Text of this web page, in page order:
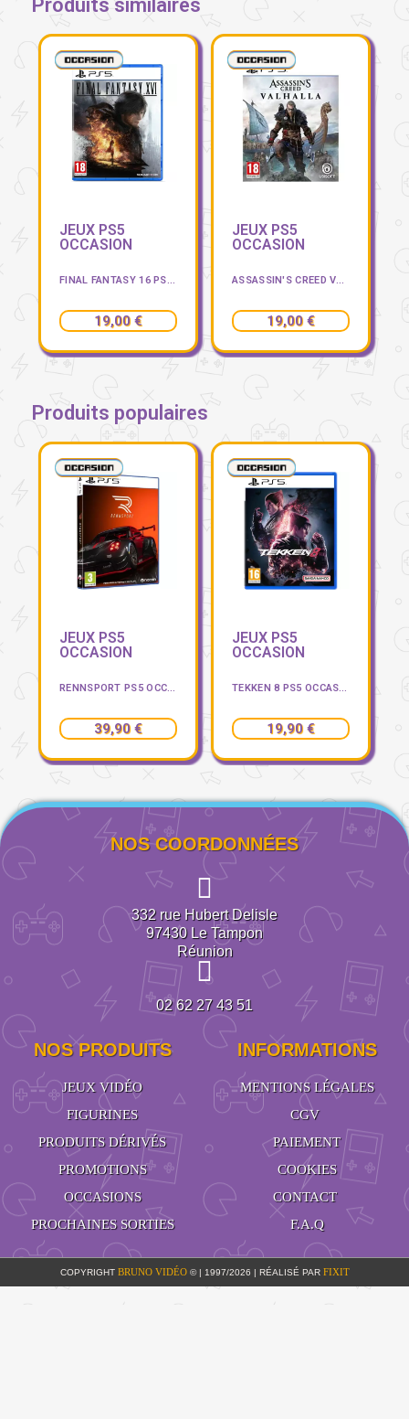
Produits similaires
JEUX PS5
OCCASION
FINAL FANTASY 16 PS5 OCCASION
19,00 €
JEUX PS5
OCCASION
ASSASSIN'S CREED VALHALLA PS5 OCCASION
19,00 €
Produits populaires
JEUX PS5
OCCASION
RENNSPORT PS5 OCCASION
39,90 €
JEUX PS5
OCCASION
TEKKEN 8 PS5 OCCASION
19,90 €
NOS COORDONNÉES
332 rue Hubert Delisle
97430 Le Tampon
Réunion
02 62 27 43 51
NOS PRODUITS
JEUX VIDÉO
FIGURINES
PRODUITS DÉRIVÉS
PROMOTIONS
OCCASIONS
PROCHAINES SORTIES
INFORMATIONS
MENTIONS LÉGALES
CGV
PAIEMENT
COOKIES
CONTACT
F.A.Q
COPYRIGHT BRUNO VIDÉO © | 1997/2026 | RÉALISÉ PAR FIXIT